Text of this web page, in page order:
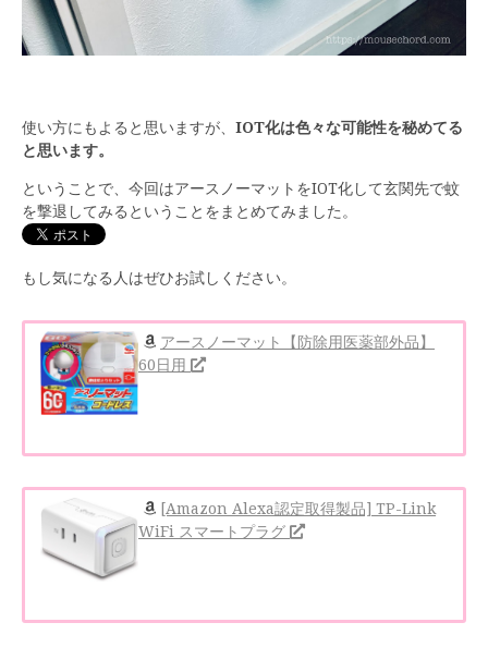
使い方にもよると思いますが、 IOT化は色々な可能性を秘めてる
と思います。
ということで、今回はアースノーマットをIOT化して玄関先で蚊
を撃退してみるということをまとめてみました。
もし気になる人はぜひお試しください。
アースノーマット【防除用医薬部外品】
60日用
[Amazon Alexa認定取得製品] TP-Link
WiFi スマートプラグ